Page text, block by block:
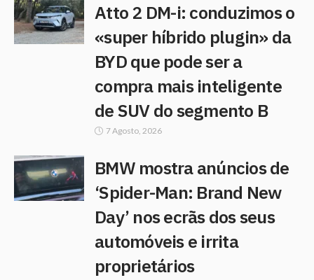
Atto 2 DM-i: conduzimos o
«super híbrido plugin» da
BYD que pode ser a
compra mais inteligente
de SUV do segmento B
7 Agosto, 2026
BMW mostra anúncios de
‘Spider-Man: Brand New
Day’ nos ecrãs dos seus
automóveis e irrita
proprietários